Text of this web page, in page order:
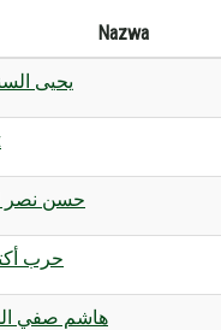
Nazwa
يحيى
حسن نصر
حرب
هاشم صفي